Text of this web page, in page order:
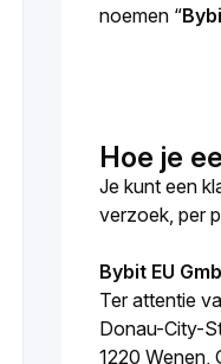
noemen “
Hoe je
Je kunt een
verzoek, per
Bybit EU
Ter attentie
Donau-City-
1220 Wenen,